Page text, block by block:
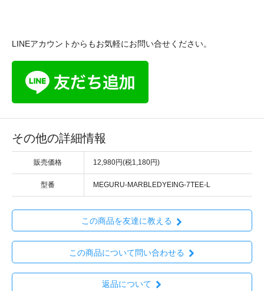
LINEアカウントからもお気軽にお問い合せください。
その他の詳細情報
販売価格 12,980円(税1,180円)
型番 MEGURU-MARBLEDYEING-7TEE-L
この商品を友達に教える
この商品について問い合わせる
返品について